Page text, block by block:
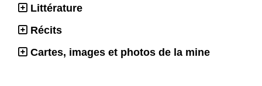
Littérature
Récits
Cartes, images et photos de la mine